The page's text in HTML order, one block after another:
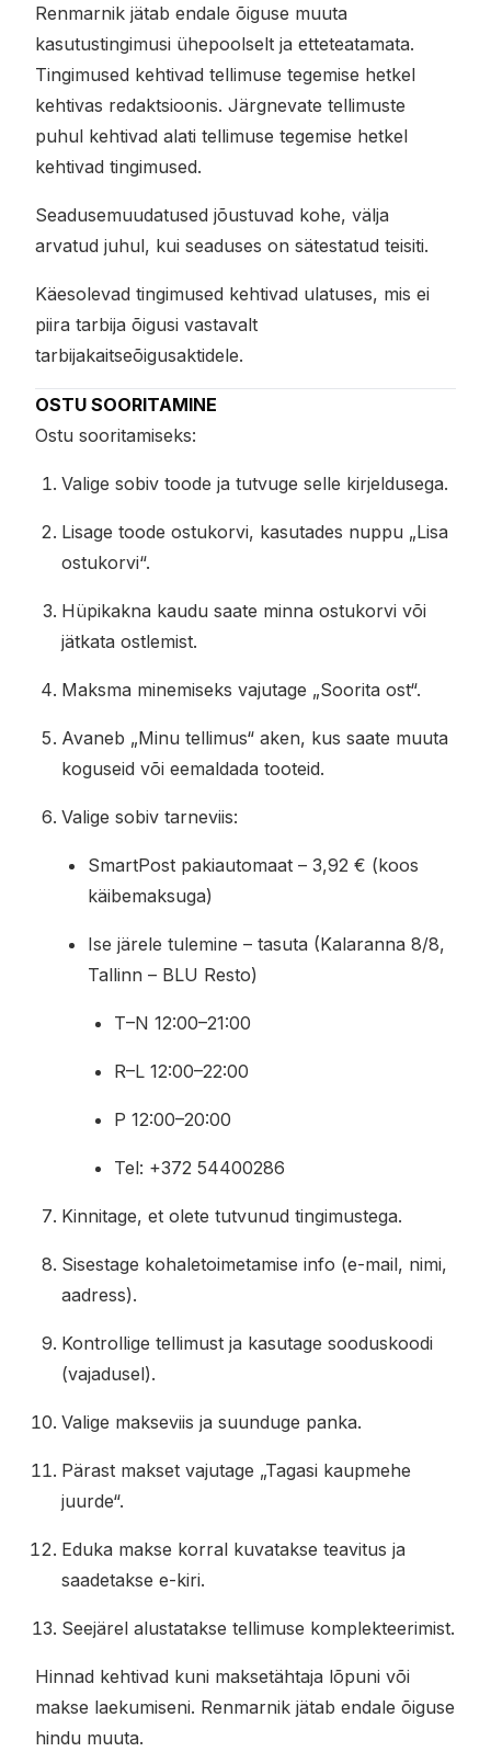
Renmarnik jätab endale õiguse muuta
kasutustingimusi ühepoolselt ja etteteatamata.
Tingimused kehtivad tellimuse tegemise hetkel
kehtivas redaktsioonis. Järgnevate tellimuste
puhul kehtivad alati tellimuse tegemise hetkel
kehtivad tingimused.
Seadusemuudatused jõustuvad kohe, välja
arvatud juhul, kui seaduses on sätestatud teisiti.
Käesolevad tingimused kehtivad ulatuses, mis ei
piira tarbija õigusi vastavalt
tarbijakaitseõigusaktidele.
OSTU SOORITAMINE
Ostu sooritamiseks:
Valige sobiv toode ja tutvuge selle kirjeldusega.
Lisage toode ostukorvi, kasutades nuppu „Lisa
ostukorvi“.
Hüpikakna kaudu saate minna ostukorvi või
jätkata ostlemist.
Maksma minemiseks vajutage „Soorita ost“.
Avaneb „Minu tellimus“ aken, kus saate muuta
koguseid või eemaldada tooteid.
Valige sobiv tarneviis:
SmartPost pakiautomaat – 3,92 € (koos
käibemaksuga)
Ise järele tulemine – tasuta (Kalaranna 8/8,
Tallinn – BLU Resto)
T–N 12:00–21:00
R–L 12:00–22:00
P 12:00–20:00
Tel: +372 54400286
Kinnitage, et olete tutvunud tingimustega.
Sisestage kohaletoimetamise info (e-mail, nimi,
aadress).
Kontrollige tellimust ja kasutage sooduskoodi
(vajadusel).
Valige makseviis ja suunduge panka.
Pärast makset vajutage „Tagasi kaupmehe
juurde“.
Eduka makse korral kuvatakse teavitus ja
saadetakse e-kiri.
Seejärel alustatakse tellimuse komplekteerimist.
Hinnad kehtivad kuni maksetähtaja lõpuni või
makse laekumiseni. Renmarnik jätab endale õiguse
hindu muuta.